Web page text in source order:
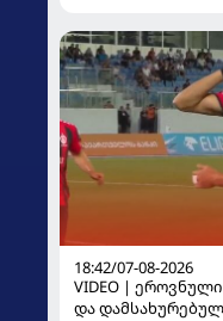
18:42/07-08-2026
VIDEO |
და